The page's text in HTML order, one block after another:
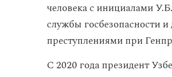
человека с инициалами
службы госбезопасности
преступлениями при
С 2020 года президент